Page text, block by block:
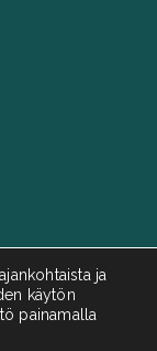
ja
käytön
painamalla